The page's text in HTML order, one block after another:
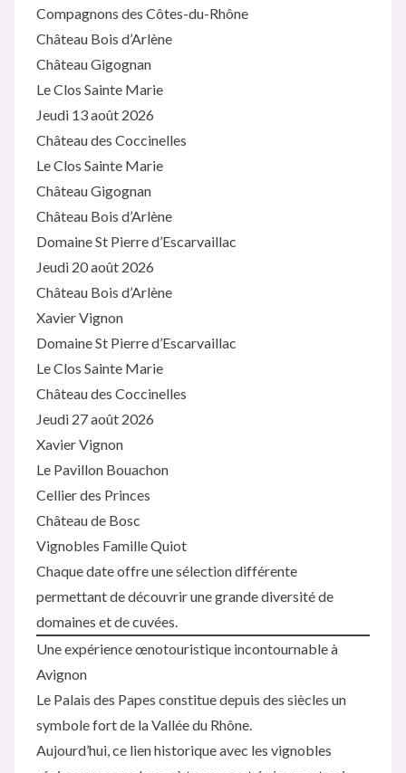
Compagnons des Côtes-du-Rhône
Château Bois d’Arlène
Château Gigognan
Le Clos Sainte Marie
Jeudi 13 août 2026
Château des Coccinelles
Le Clos Sainte Marie
Château Gigognan
Château Bois d’Arlène
Domaine St Pierre d’Escarvaillac
Jeudi 20 août 2026
Château Bois d’Arlène
Xavier Vignon
Domaine St Pierre d’Escarvaillac
Le Clos Sainte Marie
Château des Coccinelles
Jeudi 27 août 2026
Xavier Vignon
Le Pavillon Bouachon
Cellier des Princes
Château de Bosc
Vignobles Famille Quiot
Chaque date offre une sélection différente
permettant de découvrir une grande diversité de
domaines et de cuvées.
Une expérience œnotouristique incontournable à
Avignon
Le Palais des Papes constitue depuis des siècles un
symbole fort de la Vallée du Rhône.
Aujourd’hui, ce lien historique avec les vignobles